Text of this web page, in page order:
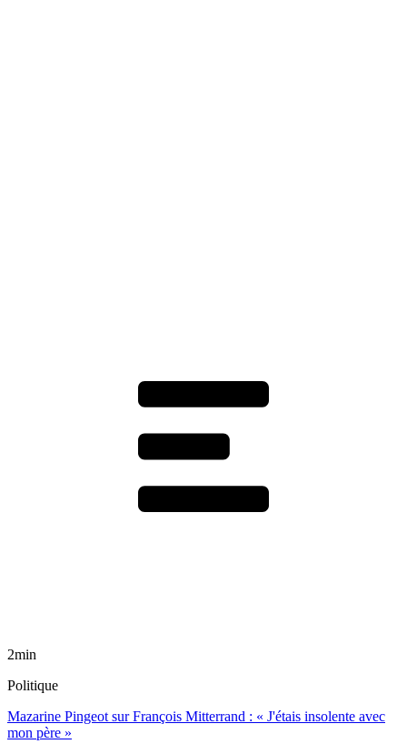
2min
Politique
Mazarine Pingeot sur François Mitterrand : « J'étais insolente avec
mon père »